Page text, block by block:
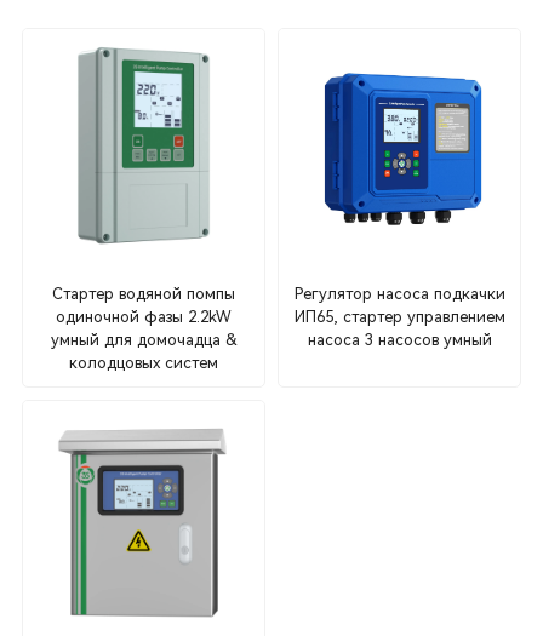
Стартер водяной помпы
одиночной фазы 2.2kW
умный для домочадца &
колодцовых систем
Регулятор насоса подкачки
ИП65, стартер управлением
насоса 3 насосов умный